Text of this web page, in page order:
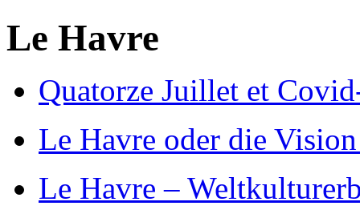
Le Havre
Quatorze Juillet et
Le Havre oder die
Le Havre –